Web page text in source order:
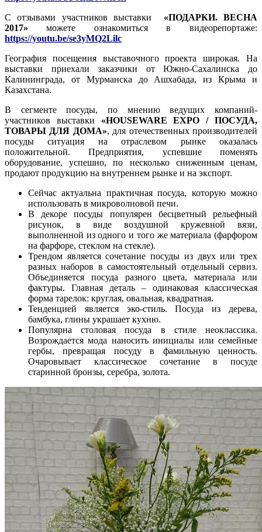
С отзывами участников выставки «ПОДАРКИ. ВЕСНА
2017»можете ознакомиться в видеорепортаже:
https://youtu.be/se3yMQ2Lilc
География посещения выставочного проекта широкая. На
выставки приехали заказчики от Южно-Сахалинска до
Калининграда, от Мурманска до Ашхабада, из Крыма и
Казахстана.
В сегменте посуды, по мнению ведущих компаний-
участников выставки «HOUSEWARE EXPO / ПОСУДА,
ТОВАРЫ ДЛЯ ДОМА», для отечественных производителей
посуды ситуация на отраслевом рынке оказалась
положительной. Предприятия, успевшие поменять
оборудование, успешно, по несколько сниженным ценам,
продают продукцию на внутреннем рынке и на экспорт.
Сейчас актуальна практичная посуда, которую можно
использовать в микроволновой печи.
В декоре посуды популярен бесцветный рельефный
рисунок, в виде воздушной кружевной вязи,
выполненной из одного и того же материала (фарфором
на фарфоре, стеклом на стекле).
Трендом является сочетание посуды из двух или трех
разных наборов в самостоятельный отдельный сервиз.
Объединяется посуда разного цвета, материала или
фактуры. Главная деталь – одинаковая классическая
форма тарелок: круглая, овальная, квадратная.
Тенденцией является эко-стиль. Посуда из дерева,
бамбука, глины украшает кухню.
Популярна столовая посуда в стиле неоклассика.
Возрождается мода наносить инициалы или семейные
гербы, превращая посуду в фамильную ценность.
Очаровывает классическое сочетание в посуде
старинной бронзы, серебра, золота.